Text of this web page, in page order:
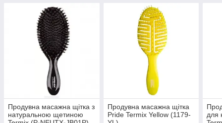
Продувна масажна щітка з
натуральною щетиною
Продувна масажна щітка
Pride Termix Yellow (1179-
для